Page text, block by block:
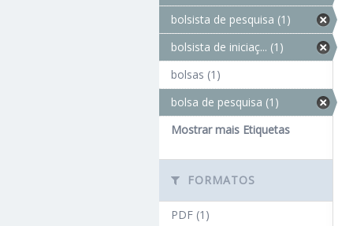
bolsista de pesquisa (1)
bolsista de iniciaç... (1)
bolsas (1)
bolsa de pesquisa (1)
Mostrar mais Etiquetas
FORMATOS
PDF (1)